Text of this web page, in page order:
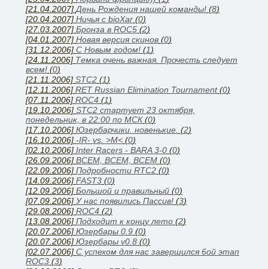
[21.04.2007] День Рождения нашей команды! (8)
[20.04.2007] Ничья с bioXar (0)
[27.03.2007] Бронза в ROC5 (2)
[04.01.2007] Новая версия скинов (0)
[31.12.2006] C Новым годом! (1)
[24.11.2006] Темка очень важная. Прочесть следует
всем! (0)
[21.11.2006] STC2 (1)
[12.11.2006] RET Russian Elimination Tournament(0)
[07.11.2006] ROC4 (1)
[19.10.2006] STC2 стартует 23 октября,
понедельник, в 22:00 по МСК(0)
[17.10.2006] Юзербарчики. новенькие. (2)
[16.10.2006] -IR- vs. >M< (0)
[02.10.2006] Inter Racers - BARA 3-0 (0)
[26.09.2006] ВСЕМ, ВСЕМ, ВСЕМ (0)
[22.09.2006] Подробности RTC2 (0)
[14.09.2006] FAST3 (0)
[12.09.2006] Большой и правильный (0)
[07.09.2006] У нас появились Паcсив! (3)
[29.08.2006] ROC4 (2)
[13.08.2006] Подходит к концу лето (2)
[20.07.2006] Юзербары 0.9 (0)
[20.07.2006] Юзербары v0.8 (0)
[02.07.2006] С успехом для нас завершился 6ой этап
ROC3 (3)